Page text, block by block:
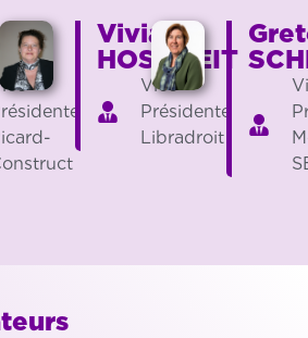
Viviane
HOSCHEIT
Vice-
Présidente
Libradroit